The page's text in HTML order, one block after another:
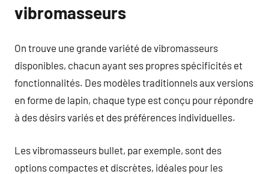
vibromasseurs
On trouve une grande variété de vibromasseurs
disponibles, chacun ayant ses propres spécificités et
fonctionnalités. Des modèles traditionnels aux versions
en forme de lapin, chaque type est conçu pour répondre
à des désirs variés et des préférences individuelles.
Les vibromasseurs bullet, par exemple, sont des
options compactes et discrètes, idéales pour les